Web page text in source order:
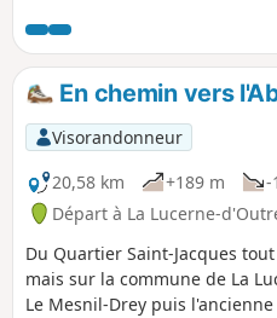
plusieurs milliers de soldats
dans cette poche avec le
En chemin vers
Visorandonneur
20,58 km
+189 m -
Départ à La Lucerne-
Du Quartier Saint-Jacques
mais sur la commune de La
Le Mesnil-Drey puis